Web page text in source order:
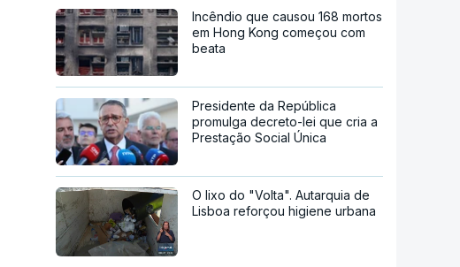
Incêndio que causou 168 mortos
em Hong Kong começou com
beata
Presidente da República
promulga decreto-lei que cria a
Prestação Social Única
O lixo do "Volta". Autarquia de
Lisboa reforçou higiene urbana